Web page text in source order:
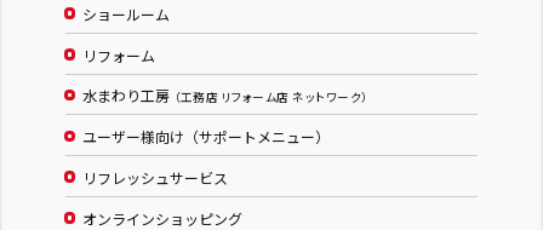
ショールーム
リフォーム
水まわり工房 （工務店 リフォーム店 ネットワーク）
ユーザー様向け（サポートメニュー）
リフレッシュサービス
オンラインショッピング